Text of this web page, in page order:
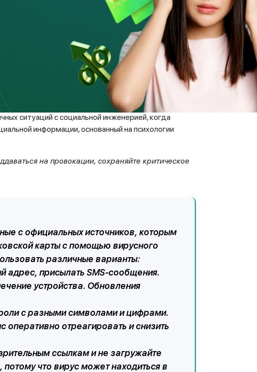
могут применять атаки на своих
на банкоматах, либо дистанционные атаки
устройство, которое крепится к
карты. Банки, в свою очередь, постоянно
средства для защиты и обнаружения
меньше – из-за улучшения технической
ситуаций с социальной инженерией, когда
информации, основанный на психологии
на провокации, сохраняйте критическое
с официальных источников, которым
карты с помощью вирусного
различные варианты:
адрес, присылать SMS-сообщения.
устройства. Обновления
с разными символами и цифрами.
отреагировать и снизить
ссылкам и не загружайте
что вирус может находиться в